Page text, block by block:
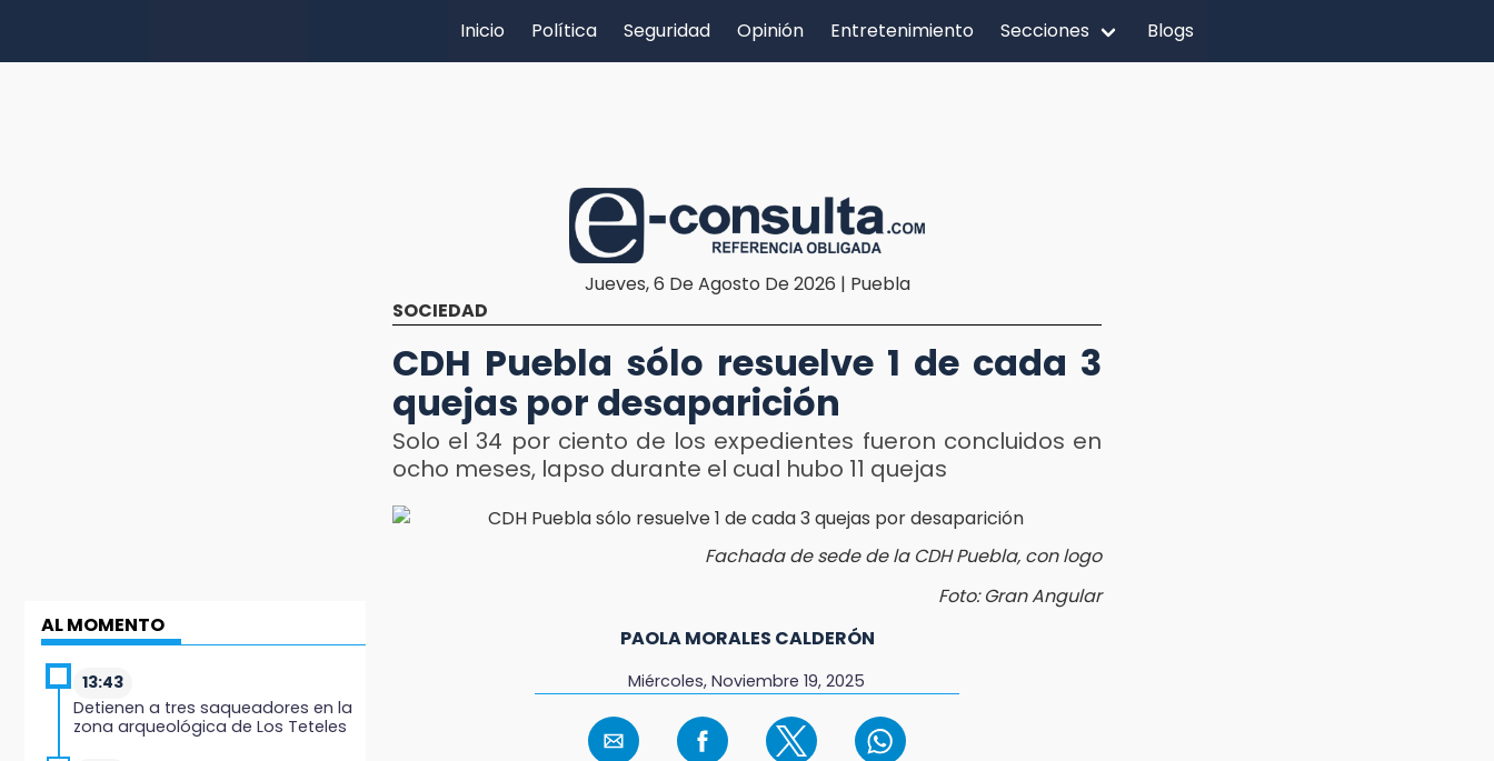
Inicio Política Seguridad Opinión Entretenimiento Secciones Blogs
Jueves, 6 De Agosto De 2026 | Puebla
AL MOMENTO
13:43
Detienen a tres saqueadores en la
zona arqueológica de Los Teteles
SOCIEDAD
CDH Puebla sólo resuelve 1 de cada 3
quejas por desaparición
Solo el 34 por ciento de los expedientes fueron concluidos en
ocho meses, lapso durante el cual hubo 11 quejas
Fachada de sede de la CDH Puebla, con logo
Foto: Gran Angular
PAOLA MORALES CALDERÓN
Miércoles, Noviembre 19, 2025